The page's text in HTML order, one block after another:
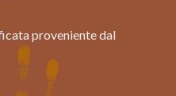
proveniente dal